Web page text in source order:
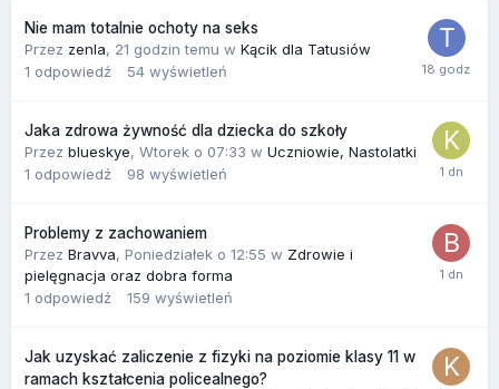
Nie mam totalnie ochoty na seks
Przez zenla, 21 godzin temu w Kącik dla Tatusiów
1 odpowiedź 54 wyświetleń
Jaka zdrowa żywność dla dziecka do szkoły
Przez blueskye, Wtorek o 07:33 w Uczniowie, Nastolatki
1 odpowiedź 98 wyświetleń
Problemy z zachowaniem
Przez Bravva, Poniedziałek o 12:55 w Zdrowie i
pielęgnacja oraz dobra forma
1 odpowiedź 159 wyświetleń
Jak uzyskać zaliczenie z fizyki na poziomie klasy 11 w
ramach kształcenia policealnego?